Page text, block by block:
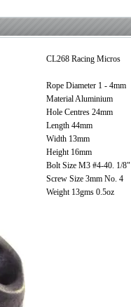
CL268 Racing Micros
Rope Diameter 1 - 4mm
Material Aluminium
Hole Centres 24mm
Length 44mm
Width 13mm
Height 16mm
Bolt Size M3 #4-40. 1/8"
Screw Size 3mm No. 4
Weight 13gms 0.5oz